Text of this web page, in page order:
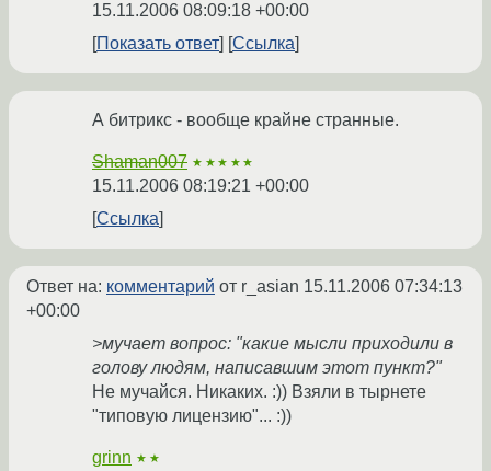
15.11.2006 08:09:18 +00:00
Показать ответ
Ссылка
А битрикс - вообще крайне странные.
Shaman007 ★★★★★
15.11.2006 08:19:21 +00:00
Ссылка
Ответ на: комментарий от r_asian 15.11.2006 07:34:13
+00:00
>мучает вопрос: "какие мысли приходили в
голову людям, написавшим этот пункт?"
Не мучайся. Никаких. :)) Взяли в тырнете
"типовую лицензию"... :))
grinn ★★